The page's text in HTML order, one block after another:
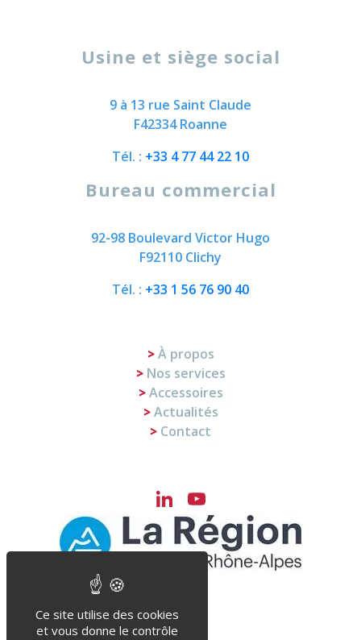
Usine et siège social
9 à 13 rue Saint Claude
F42334 Roanne
Tél. : +33 4 77 44 22 10
Bureau commercial
92-98 Boulevard Victor Hugo
F92110 Clichy
Tél. : +33 1 56 76 90 40
À propos
Nos services
Accessoires
Actualités
Contact
LinkedIn
Channel
Ce site utilise des cookies
et vous donne le contrôle